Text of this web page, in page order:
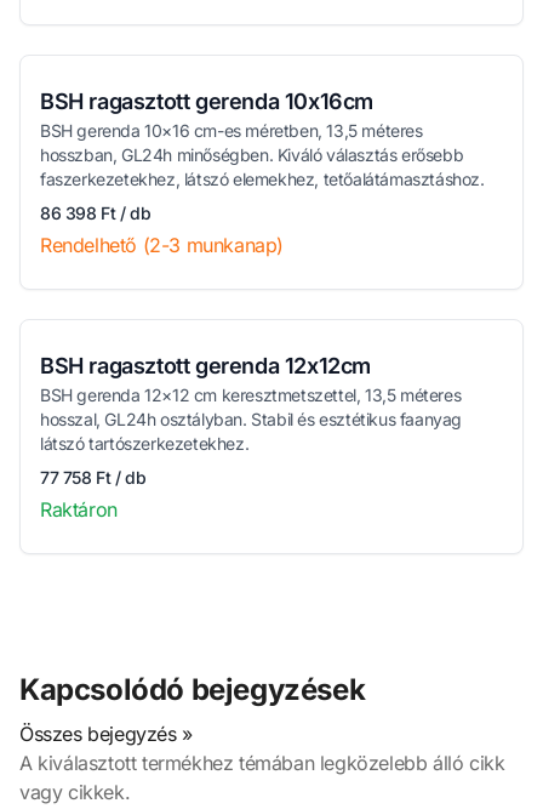
BSH ragasztott gerenda 10x16cm
BSH gerenda 10×16 cm-es méretben, 13,5 méteres
hosszban, GL24h minőségben. Kiváló választás erősebb
faszerkezetekhez, látszó elemekhez, tetőalátámasztáshoz.
86 398 Ft / db
Rendelhető (2-3 munkanap)
BSH ragasztott gerenda 12x12cm
BSH gerenda 12×12 cm keresztmetszettel, 13,5 méteres
hosszal, GL24h osztályban. Stabil és esztétikus faanyag
látszó tartószerkezetekhez.
77 758 Ft / db
Raktáron
Kapcsolódó bejegyzések
Összes bejegyzés »
A kiválasztott termékhez témában legközelebb álló cikk
vagy cikkek.